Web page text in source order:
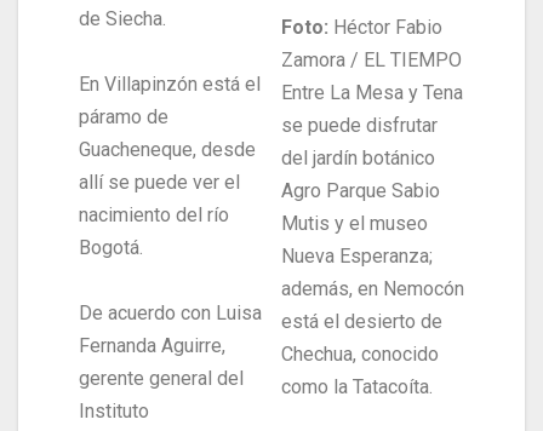
de Siecha.
En Villapinzón está el
páramo de
Guacheneque, desde
allí se puede ver el
nacimiento del río
Bogotá.
De acuerdo con Luisa
Fernanda Aguirre,
gerente general del
Instituto
Foto: Héctor Fabio
Zamora / EL TIEMPO
Entre La Mesa y Tena
se puede disfrutar
del jardín botánico
Agro Parque Sabio
Mutis y el museo
Nueva Esperanza;
además, en Nemocón
está el desierto de
Chechua, conocido
como la Tatacoíta.